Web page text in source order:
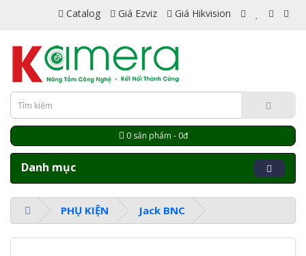
Catalog Giá Ezviz Giá Hikvision
0 sản phẩm - 0đ
Danh mục
PHỤ KIỆN Jack BNC